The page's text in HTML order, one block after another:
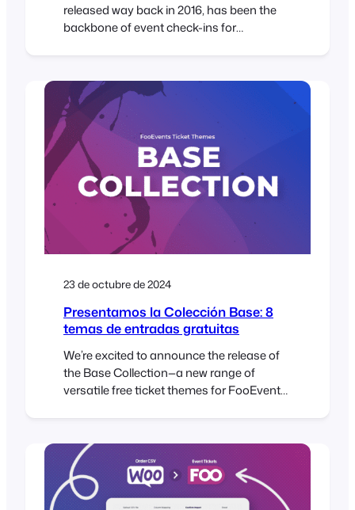
released way back in 2016, has been the
backbone of event check-ins for
It has evolved considerably since the initial
launch and we’re thrilled to unveil a
completely rebuilt FooEvents Check-ins
App (version 3.0.0), which will begin rolling…
23 de octubre de 2024
Presentamos la Colección Base: 8
temas de entradas gratuitas
We’re excited to announce the release of
the Base Collection—a new range of
versatile free ticket themes for FooEvents.
attendees receive an HTML ticket email
after purchasing a ticket. Ticket themes
are templates that allow you to customize
the look and feel of these ticket emails….